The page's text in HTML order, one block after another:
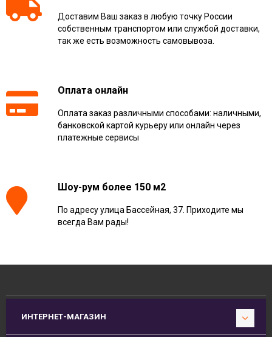
Доставим Ваш заказ в любую точку России
собственным транспортом или службой доставки,
так же есть возможность самовывоза.
Оплата онлайн
Оплата заказ различными способами: наличными,
банковской картой курьеру или онлайн через
платежные сервисы
Шоу-рум более 150 м2
По адресу улица Бассейная, 37. Приходите мы
всегда Вам рады!
ИНТЕРНЕТ-МАГАЗИН